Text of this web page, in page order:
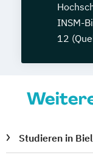
INSM-
12
Studieren in